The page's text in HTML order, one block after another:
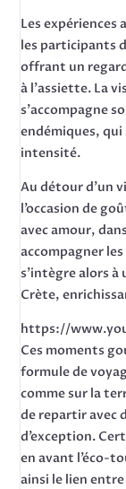
Les expériences
les participants
offrant un
à l’assiette. La
s’accompagne
endémiques,
intensité.
Au détour d’un
l’occasion de
avec amour,
accompagner
s’intègre alors
Crète,
https://
Ces moments
formule de
comme sur la
de repartir avec
d’exception.
en avant l’éco-
ainsi le lien